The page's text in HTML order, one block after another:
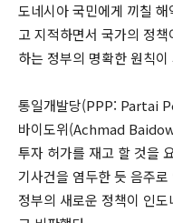
도네시아 국민에게 끼칠
고 지적하면서 국가의 정
하는 정부의 명확한 원칙
통일개발당(PPP: Partai
바이도위(Achmad
투자 허가를 재고 할 것을
기사건을 염두한 듯 음주
정부의 새로운 정책이 인